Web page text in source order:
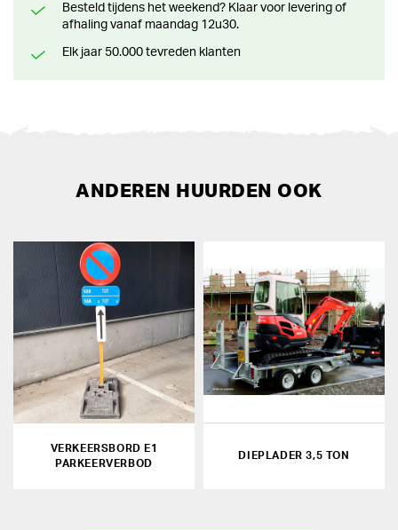
Besteld tijdens het weekend? Klaar voor levering of
afhaling vanaf maandag 12u30.
Elk jaar 50.000 tevreden klanten
ANDEREN HUURDEN OOK
VERKEERSBORD E1
PARKEERVERBOD
DIEPLADER 3,5 TON